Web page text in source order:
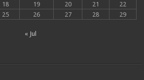
18 19 20 21
22
25 26 27 28
29
« Jul